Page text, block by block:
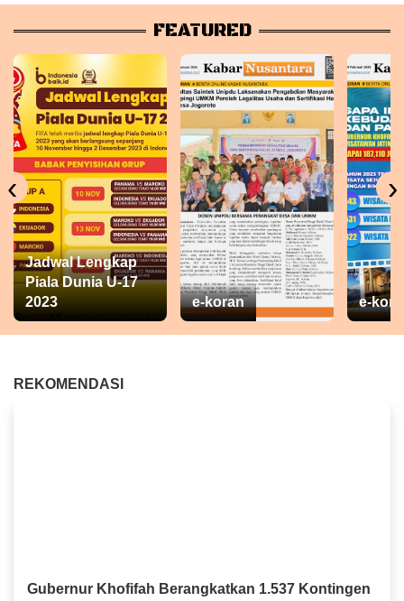
FEATURED
Jadwal Lengkap
Piala Dunia U-17
2023
e-koran e-
‹ ›
REKOMENDASI
Gubernur Khofifah Berangkatkan 1.537 Kontingen